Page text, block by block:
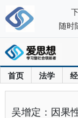
首页 法学
吴增定：因果
随时